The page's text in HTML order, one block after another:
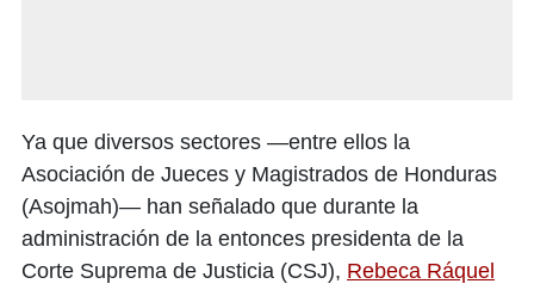
Ya que diversos sectores —entre ellos la
Asociación de Jueces y Magistrados de Honduras
(Asojmah)— han señalado que durante la
administración de la entonces presidenta de la
Corte Suprema de Justicia (CSJ), Rebeca Ráquel